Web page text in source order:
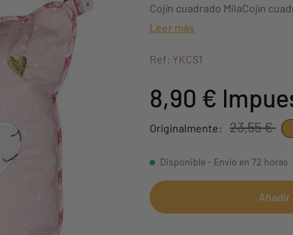
Cojín cuadrado MilaCojín
Leer más
Ref: YKCS1
8,90 €
Originalmente: 23,55 €
Disponible - Envío en 72 horas
Añadir